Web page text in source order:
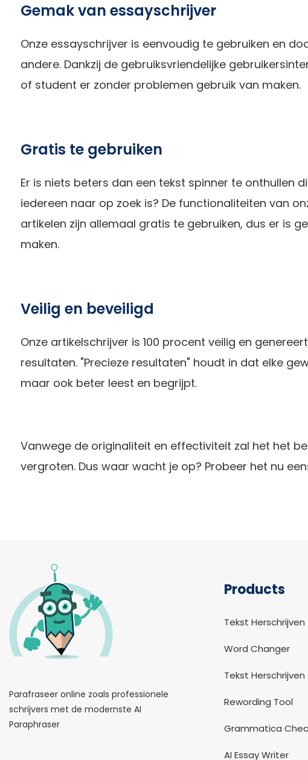
Gemak van essayschrijver
Onze essayschrijver is eenvoudig te gebruiken en
andere. Dankzij de gebruiksvriendelijke
of student er zonder problemen gebruik van maken.
Gratis te gebruiken
Er is niets beters dan een tekst spinner te onthullen
iedereen naar op zoek is? De functionaliteiten van
artikelen zijn allemaal gratis te gebruiken, dus er is
maken.
Veilig en beveiligd
Onze artikelschrijver is 100 procent veilig en
resultaten. "Precieze resultaten" houdt in dat elke
maar ook beter leest en begrijpt.
Vanwege de originaliteit en effectiviteit zal het het
vergroten. Dus waar wacht je op? Probeer het nu
Parafraseer online zoals professionele
schrijvers met de modernste AI
Paraphraser
Products
Tekst Herschrijven
Word Changer
Tekst Herschrijven
Rewording Tool
Grammatica
AI Essay Writer